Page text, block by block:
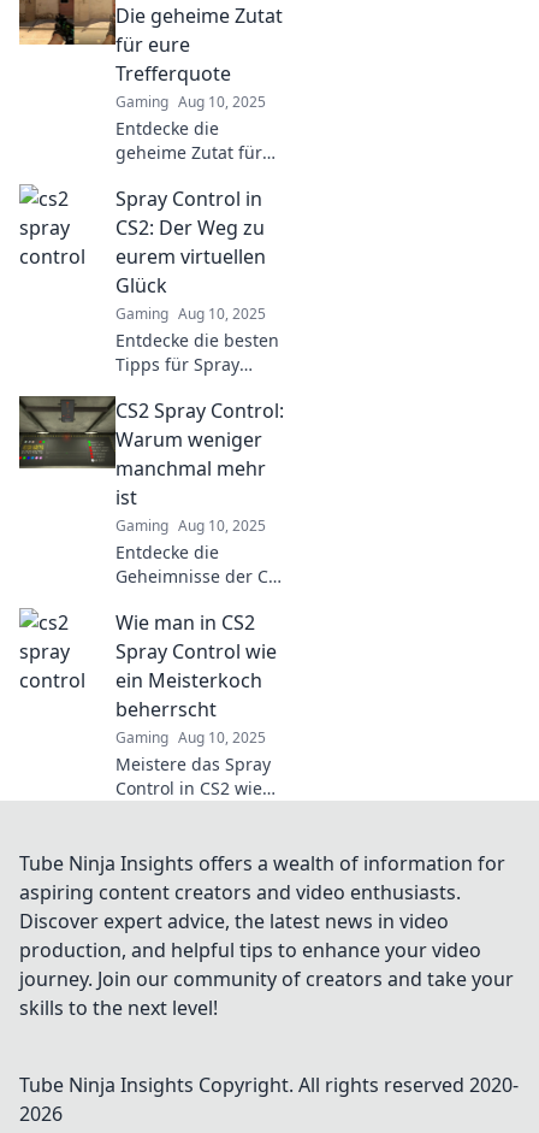
bad, and the
unbelievably
that elevate your
game!
Die geheime Zutat
für eure
Trefferquote
Gaming Aug 10, 2025
Entdecke die
geheime Zutat für
CS2! Verpasse nicht
die besten Tipps für
deine Trefferquote!
Spray Control in
CS2: Der Weg zu
eurem virtuellen
Glück
Gaming Aug 10, 2025
Entdecke die besten
Tipps für Spray
meistere dein
virtuelles Glück!
Werde zum
Spiels!
CS2 Spray Control:
Warum weniger
manchmal mehr
ist
Gaming Aug 10, 2025
Entdecke die
Geheimnisse der CS2
Warum weniger oft
mehr ist! Hol dir die
besten Tipps für
Spiel!
Wie man in CS2
Spray Control wie
ein Meisterkoch
beherrscht
Gaming Aug 10, 2025
Meistere das Spray
Control in CS2 wie
Tricks für präzises
Zielen und
Tube Ninja Insights offers a wealth of information for
aspiring content creators and video enthusiasts.
Discover expert advice, the latest news in video
production, and helpful tips to enhance your video
journey. Join our community of creators and take your
skills to the next level!
Tube Ninja Insights Copyright. All rights reserved 2020-
2026